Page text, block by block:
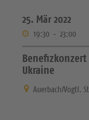
25. Mär 2022
19:30 - 23:00
Ukraine
Auerbach/Vogtl.